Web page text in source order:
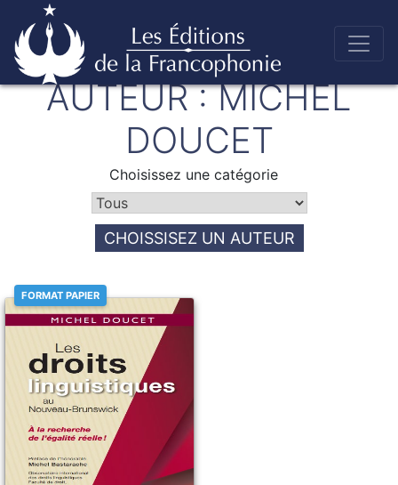
Skip
to
content
Éditions de la francophonie
AUTEUR :MICHEL
DOUCET
Choisissez une catégorie
CHOISSISEZ UN AUTEUR
FORMAT PAPIER